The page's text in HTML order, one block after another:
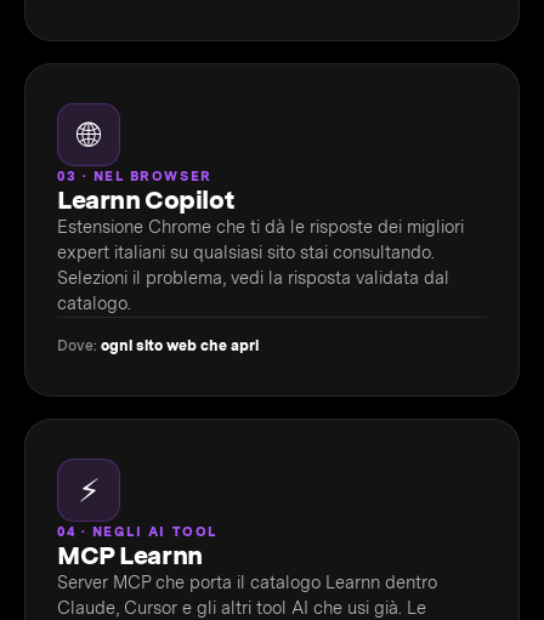
🌐
03 · NEL BROWSER
Learnn Copilot
Estensione Chrome che ti dà le risposte dei migliori
expert italiani su qualsiasi sito stai consultando.
Selezioni il problema, vedi la risposta validata dal
catalogo.
Dove: ogni sito web che apri
⚡
04 · NEGLI AI TOOL
MCP Learnn
Server MCP che porta il catalogo Learnn dentro
Claude, Cursor e gli altri tool AI che usi già. Le